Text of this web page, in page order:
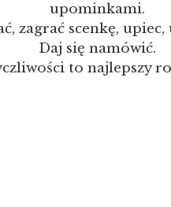
upominkami.
zagrać scenkę,
Daj się namówić.
to najlepszy
zapewnić lepszą i